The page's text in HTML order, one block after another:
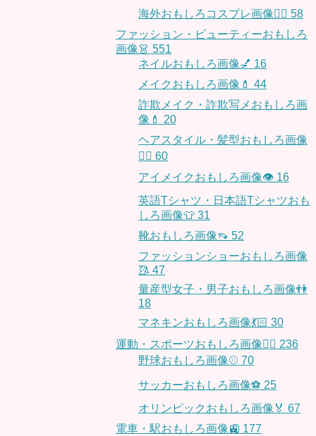
海外おもしろコスプレ画像🧝‍♂️ 58
ファッション・ビューティーおもしろ
画像👗 551
ネイルおもしろ画像💅 16
メイクおもしろ画像💄 44
詐欺メイク・詐欺写メおもしろ画
像💄 20
ヘアスタイル・髪型おもしろ画像
👱‍♀️ 60
アイメイクおもしろ画像👁 16
英語Tシャツ・日本語Tシャツおも
しろ画像👕 31
靴おもしろ画像👡 52
ファッションショーおもしろ画像
🥻 47
量産型女子・男子おもしろ画像👫
18
マネキンおもしろ画像💃🏻 30
運動・スポーツおもしろ画像🏃‍♂️ 236
野球おもしろ画像⚾ 70
サッカーおもしろ画像⚽️ 25
オリンピックおもしろ画像🏅 67
電車・駅おもしろ画像🚉 177